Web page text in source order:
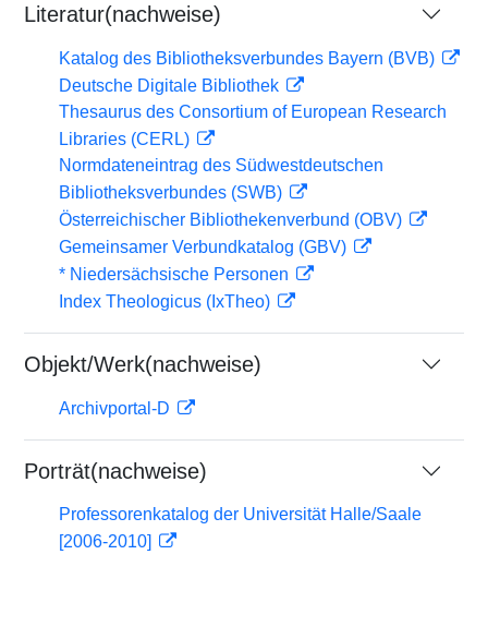
Literatur(nachweise)
Katalog des Bibliotheksverbundes Bayern (BVB)
Deutsche Digitale Bibliothek
Thesaurus des Consortium of European Research
Libraries (CERL)
Normdateneintrag des Südwestdeutschen
Bibliotheksverbundes (SWB)
Österreichischer Bibliothekenverbund (OBV)
Gemeinsamer Verbundkatalog (GBV)
* Niedersächsische Personen
Index Theologicus (IxTheo)
Objekt/Werk(nachweise)
Archivportal-D
Porträt(nachweise)
Professorenkatalog der Universität Halle/Saale
[2006-2010]